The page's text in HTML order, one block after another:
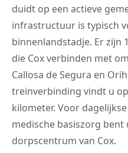
duidt op een actieve
infrastructuur is typisch
binnenlandstadje. Er zijn
die Cox verbinden met
Callosa de Segura en
treinverbinding vindt u
kilometer. Voor
medische basiszorg bent
dorpscentrum van Cox.